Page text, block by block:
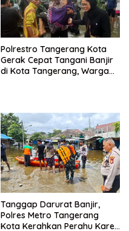
Polrestro Tangerang Kota
Gerak Cepat Tangani Banjir
di Kota Tangerang, Warga
Tanggap Darurat Banjir,
Polres Metro Tangerang
Kota Kerahkan Perahu Karet